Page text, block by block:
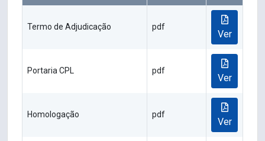
Termo de Adjudicação pdf
Ver
Portaria CPL pdf
Ver
Homologação pdf
Ver